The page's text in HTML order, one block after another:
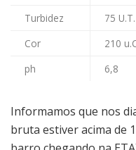
Turbidez
75 U.T.
Cor
210
ph
6,8
Informamos que nos
bruta estiver acima de